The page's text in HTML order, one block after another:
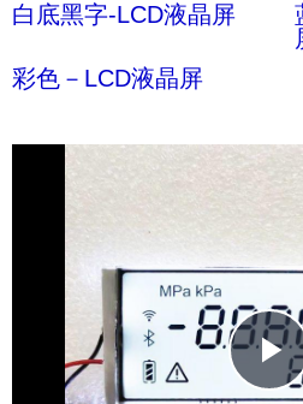
白底黑字-LCD液晶屏
彩色－LCD液晶屏